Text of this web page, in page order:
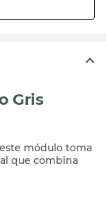
Gris
módulo toma
que combina